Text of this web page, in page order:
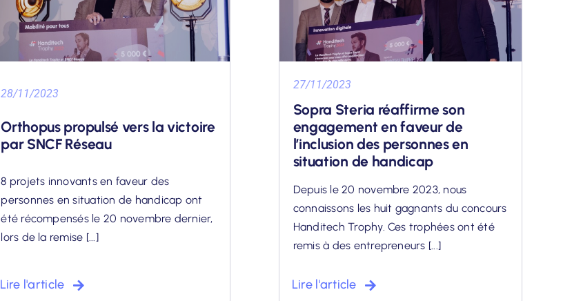
28/11/2023
Orthopus propulsé vers la victoire
par SNCF Réseau
8 projets innovants en faveur des
personnes en situation de handicap ont
été récompensés le 20 novembre dernier,
lors de la remise [...]
Lire l'article
27/11/2023
Sopra Steria réaffirme son
engagement en faveur de
l’inclusion des personnes en
situation de handicap
Depuis le 20 novembre 2023, nous
connaissons les huit gagnants du concours
Handitech Trophy. Ces trophées ont été
remis à des entrepreneurs [...]
Lire l'article